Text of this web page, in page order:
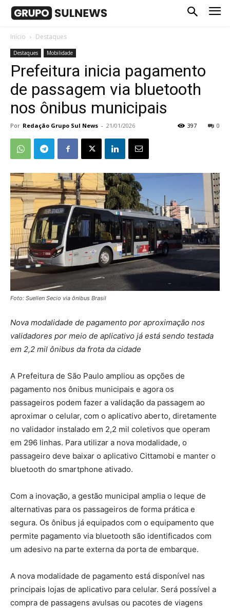
Início Destaques
Destaques Mobilidade
Prefeitura inicia pagamento
de passagem via bluetooth
nos ônibus municipais
Por Redação Grupo Sul News - 21/01/2026 0
397
Foto: Suellen Secio via ônibus Brasil
Nova modalidade de pagamento por aproximação nos
validadores por meio de aplicativo já está sendo testada
em 2,2 mil ônibus da frota da cidade
A Prefeitura de São Paulo ampliou as opções de
pagamento nos ônibus municipais e agora os
passageiros podem fazer a validação da passagem ao
aproximar o celular, com o aplicativo aberto, diretamente
no validador instalado em 2,2 mil coletivos que operam
em 296 linhas. Para utilizar a nova modalidade, o
passageiro deve baixar o aplicativo Cittamobi e manter o
bluetooth do smartphone ativado.
Com a inovação, a gestão municipal amplia o leque de
alternativas para os passageiros de forma prática e
segura. Os ônibus já equipados com o equipamento que
permite pagamento via bluetooth são identificados com
um adesivo na parte externa da porta de embarque.
A nova modalidade de pagamento está disponível nas
principais lojas de aplicativo para celular. Será possível a
compra de passagens avulsas ou pacotes de viagens